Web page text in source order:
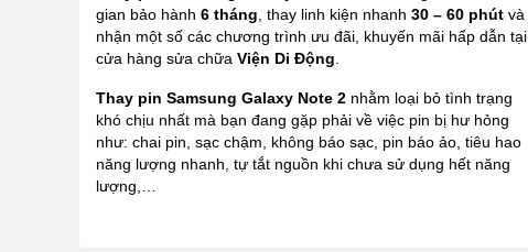
gian bảo hành 6 tháng , thay linh kiện nhanh 30 – 60 phút và
nhận một số các chương trình ưu đãi, khuyến mãi hấp dẫn tại
cửa hàng sửa chữa Viện Di Động
Thay pin Samsung Galaxy Note 2 nhằm loại bỏ tình trạng
khó chịu nhất mà bạn đang gặp phải về việc pin bị hư hỏng
như: chai pin, sạc chậm, không báo sạc, pin báo ảo, tiêu hao
năng lượng nhanh, tự tắt nguồn khi chưa sử dụng hết năng
lượng,…